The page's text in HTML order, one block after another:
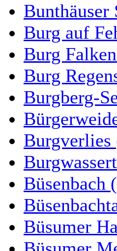
Bunthäuser
Burg auf
Burg
Burg
Burgberg-
Burgverlies
Büsenbach
Büsumer